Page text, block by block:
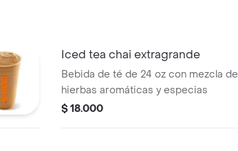
Iced tea chai extragrande
Bebida de té de 24 oz con mezcla de
hierbas aromáticas y especias
$ 18.000